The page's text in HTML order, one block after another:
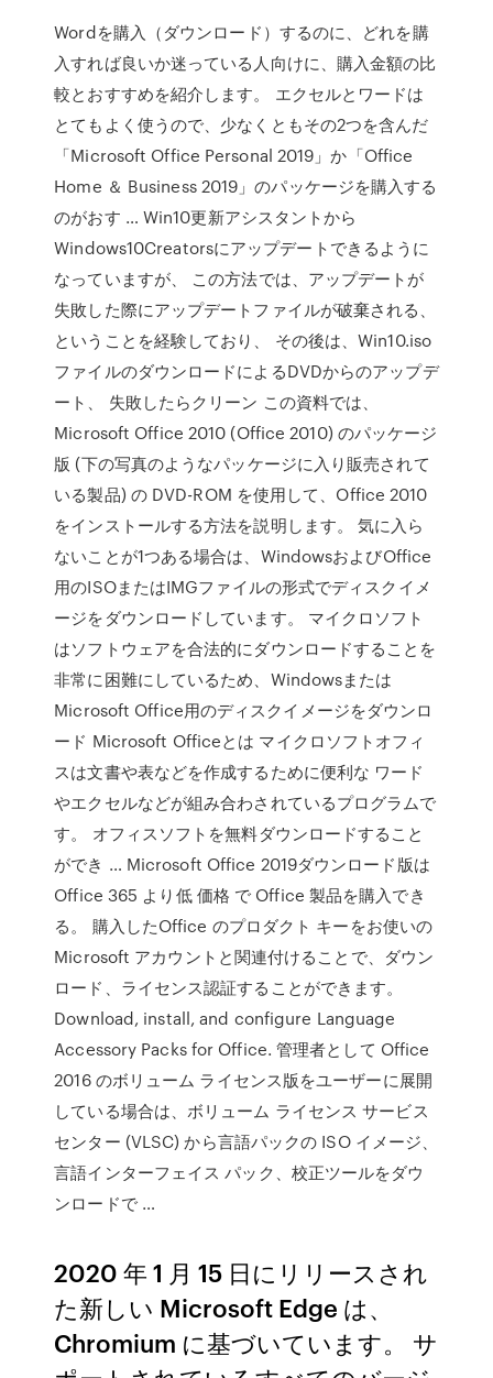
Wordを購入（ダウンロード）するのに、どれを購
入すれば良いか迷っている人向けに、購入金額の比
較とおすすめを紹介します。 エクセルとワードは
とてもよく使うので、少なくともその2つを含んだ
「Microsoft Office Personal 2019」か「Office
Home ＆ Business 2019」のパッケージを購入する
のがおす … Win10更新アシスタントから
Windows10Creatorsにアップデートできるように
なっていますが、 この方法では、アップデートが
失敗した際にアップデートファイルが破棄される、
ということを経験しており、 その後は、Win10.iso
ファイルのダウンロードによるDVDからのアップデ
ート、 失敗したらクリーン この資料では、
Microsoft Office 2010 (Office 2010) のパッケージ
版 (下の写真のようなパッケージに入り販売されて
いる製品) の DVD-ROM を使用して、Office 2010
をインストールする方法を説明します。 気に入ら
ないことが1つある場合は、WindowsおよびOffice
用のISOまたはIMGファイルの形式でディスクイメ
ージをダウンロードしています。 マイクロソフト
はソフトウェアを合法的にダウンロードすることを
非常に困難にしているため、Windowsまたは
Microsoft Office用のディスクイメージをダウンロ
ード Microsoft Officeとは マイクロソフトオフィ
スは文書や表などを作成するために便利な ワード
やエクセルなどが組み合わされているプログラムで
す。 オフィスソフトを無料ダウンロードすること
ができ … Microsoft Office 2019ダウンロード版は
Office 365 より低 価格 で Office 製品を購入でき
る。 購入したOffice のプロダクト キーをお使いの
Microsoft アカウントと関連付けることで、ダウン
ロード、ライセンス認証することができます。
Download, install, and configure Language
Accessory Packs for Office. 管理者として Office
2016 のボリューム ライセンス版をユーザーに展開
している場合は、ボリューム ライセンス サービス
センター (VLSC) から言語パックの ISO イメージ、
言語インターフェイス パック、校正ツールをダウ
ンロードで …
2020 年 1 月 15 日にリリースされ
た新しい Microsoft Edge は、
Chromium に基づいています。 サ